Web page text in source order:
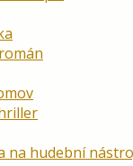
na hudební